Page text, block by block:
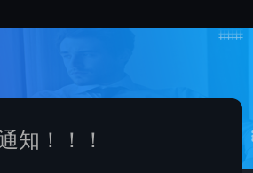
，无生硬机翻感，让国内玩家能无障
知！！！